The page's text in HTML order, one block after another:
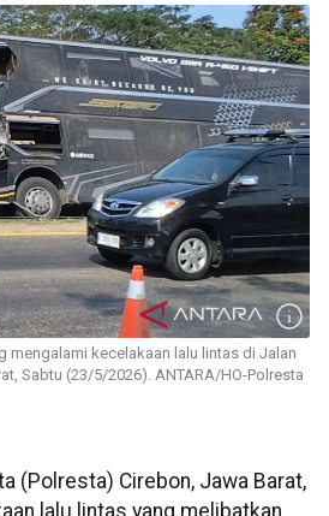
mengalami kecelakaan lalu lintas di Jalan
Sabtu (23/5/2026). ANTARA/HO-Polresta
(Polresta) Cirebon, Jawa Barat,